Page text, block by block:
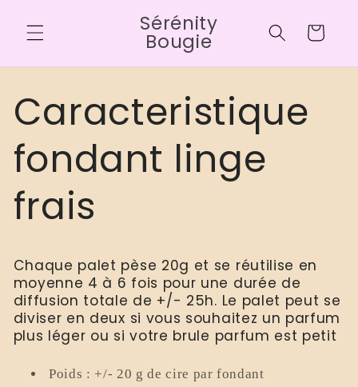
Inhalt
Sérénity
Bougie Warenkorb
Caracteristique
fondant linge
frais
Chaque palet pèse 20g et se réutilise en
moyenne 4 à 6 fois pour une durée de
diffusion totale de +/- 25h. Le palet peut se
diviser en deux si vous souhaitez un parfum
plus léger ou si votre brule parfum est petit
Poids : +/- 20 g de cire par fondant